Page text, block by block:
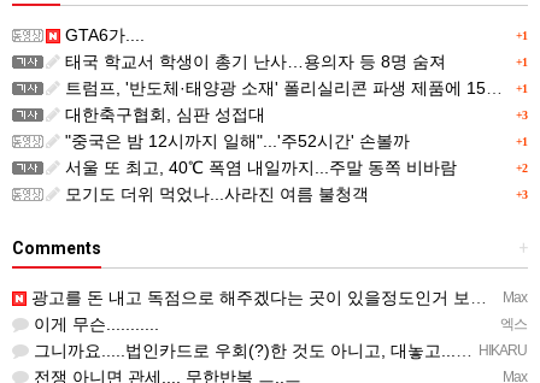
+1
GTA6가....
+1
태국 학교서 학생이 총기 난사…용의자 등 8명 숨져
+1
트럼프, '반도체·태양광 소재' 폴리실리콘 파생 제품에 15% 관세...한국 기업도 영향
+3
대한축구협회, 심판 성접대
+1
"중국은 밤 12시까지 일해"...'주52시간' 손볼까
+2
서울 또 최고, 40℃ 폭염 내일까지...주말 동쪽 비바람
+3
모기도 더위 먹었나...사라진 여름 불청객
+
Comments
Max
광고를 돈 내고 독점으로 해주겠다는 곳이 있을정도인거 보면 어마어마한 게임은 맞는듯 ㅡ..ㅡ... 여태까지 …
엑스
이게 무슨...........
HIKARU
그니까요.....법인카드로 우회(?)한 것도 아니고, 대놓고...ㅋ ㅋ)
Max
전쟁 아니면 관세.... 무한반복 ㅡ..ㅡ